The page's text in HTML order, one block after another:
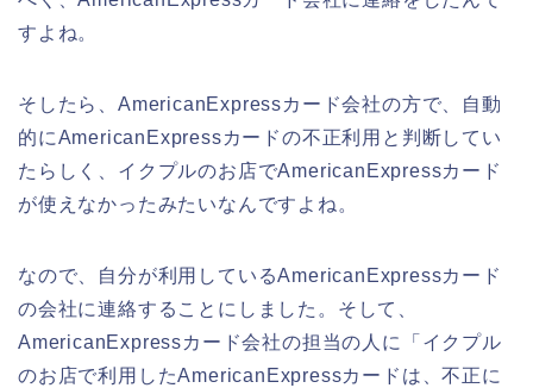
すよね。
そしたら、AmericanExpressカード会社の方で、自動
的にAmericanExpressカードの不正利用と判断してい
たらしく、イクプルのお店でAmericanExpressカード
が使えなかったみたいなんですよね。
なので、自分が利用しているAmericanExpressカード
の会社に連絡することにしました。そして、
AmericanExpressカード会社の担当の人に「イクプル
のお店で利用したAmericanExpressカードは、不正に